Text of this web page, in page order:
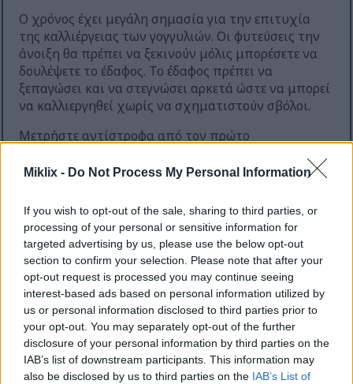
Miklix - Do Not Process My Personal Information
If you wish to opt-out of the sale, sharing to third parties, or
processing of your personal or sensitive information for
targeted advertising by us, please use the below opt-out
section to confirm your selection. Please note that after your
opt-out request is processed you may continue seeing
interest-based ads based on personal information utilized by
us or personal information disclosed to third parties prior to
your opt-out. You may separately opt-out of the further
disclosure of your personal information by third parties on the
IAB’s list of downstream participants. This information may
also be disclosed by us to third parties on the IAB’s List of
Ο χρόνος έχει μεγάλη σημασία για την επιτυχία
της καλλιέργειας των γογγυλιών. Οι φυτεύσεις την
άνοιξη θα πρέπει να ξεκινούν μόλις μπορέσετε να
δουλέψετε το έδαφος. Το έδαφος πρέπει να
ξεπαγώσει και να στεγνώσει αρκετά ώστε να μπορεί
να καλλιεργηθεί χωρίς να σχηματιστούν σβόλοι.
Μετρήστε αντίστροφα από τον πρώτο
φθινοπωρινή φύτευση. Τα γογγύλια χρειάζονται 40
συγκομιδής, ανάλογα με την ποικιλία. Φυτέψτε 8
έως 10 εβδομάδες πριν από την ημερομηνία του
πρώτου παγετού.
Μπορείτε να φυτέψετε γογγύλια διαδοχικά κάθε
δύο εβδομάδες καθ' όλη τη διάρκεια της
καλλιεργητικής περιόδου. Αυτή η στρατηγική
παρέχει συνεχή συγκομιδή αντί για μία μεγάλη
σοδειά. Σταματήστε τη φύτευση όταν οι
θερμοκρασίες κατά τη διάρκεια της ημέρας
υπερβαίνουν σταθερά τους 75 βαθμούς Φαρενάιτ.